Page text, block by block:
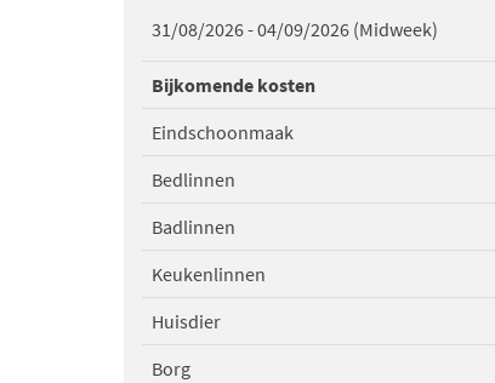
31/08/2026 - 04/09/2026 (Midweek)
Bijkomende kosten
Eindschoonmaak
Bedlinnen
Badlinnen
Keukenlinnen
Huisdier
Borg